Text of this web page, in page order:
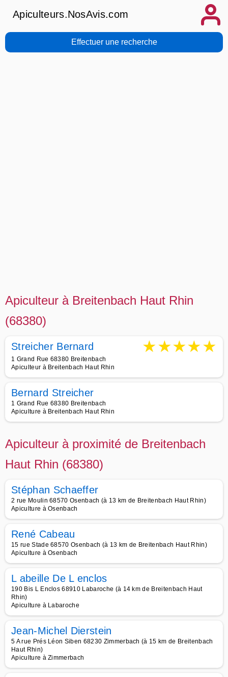
Apiculteurs.NosAvis.com
Effectuer une recherche
Apiculteur à Breitenbach Haut Rhin
(68380)
Streicher Bernard ★★★★★
1 Grand Rue 68380 Breitenbach
Apiculteur à Breitenbach Haut Rhin
Bernard Streicher
1 Grand Rue 68380 Breitenbach
Apiculture à Breitenbach Haut Rhin
Apiculteur à proximité de Breitenbach
Haut Rhin (68380)
Stéphan Schaeffer
2 rue Moulin 68570 Osenbach (à 13 km de Breitenbach Haut Rhin)
Apiculture à Osenbach
René Cabeau
15 rue Stade 68570 Osenbach (à 13 km de Breitenbach Haut Rhin)
Apiculture à Osenbach
L abeille De L enclos
190 Bis L Enclos 68910 Labaroche (à 14 km de Breitenbach Haut
Rhin)
Apiculture à Labaroche
Jean-Michel Dierstein
5 A rue Prés Léon Siben 68230 Zimmerbach (à 15 km de Breitenbach
Haut Rhin)
Apiculture à Zimmerbach